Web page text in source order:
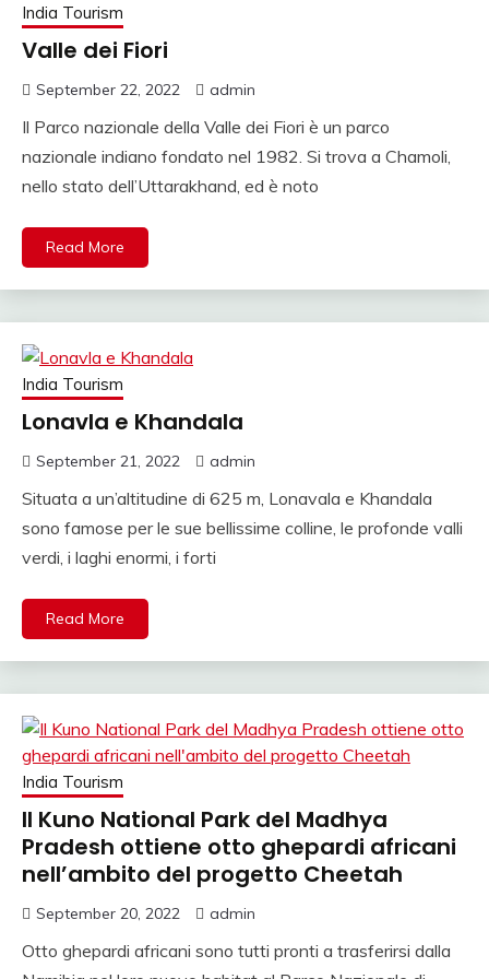
India Tourism
Valle dei Fiori
September 22, 2022 admin
Il Parco nazionale della Valle dei Fiori è un parco
nazionale indiano fondato nel 1982. Si trova a Chamoli,
nello stato dell’Uttarakhand, ed è noto
Read More
India Tourism
Lonavla e Khandala
September 21, 2022 admin
Situata a un’altitudine di 625 m, Lonavala e Khandala
sono famose per le sue bellissime colline, le profonde valli
verdi, i laghi enormi, i forti
Read More
India Tourism
Il Kuno National Park del Madhya
Pradesh ottiene otto ghepardi africani
nell’ambito del progetto Cheetah
September 20, 2022 admin
Otto ghepardi africani sono tutti pronti a trasferirsi dalla